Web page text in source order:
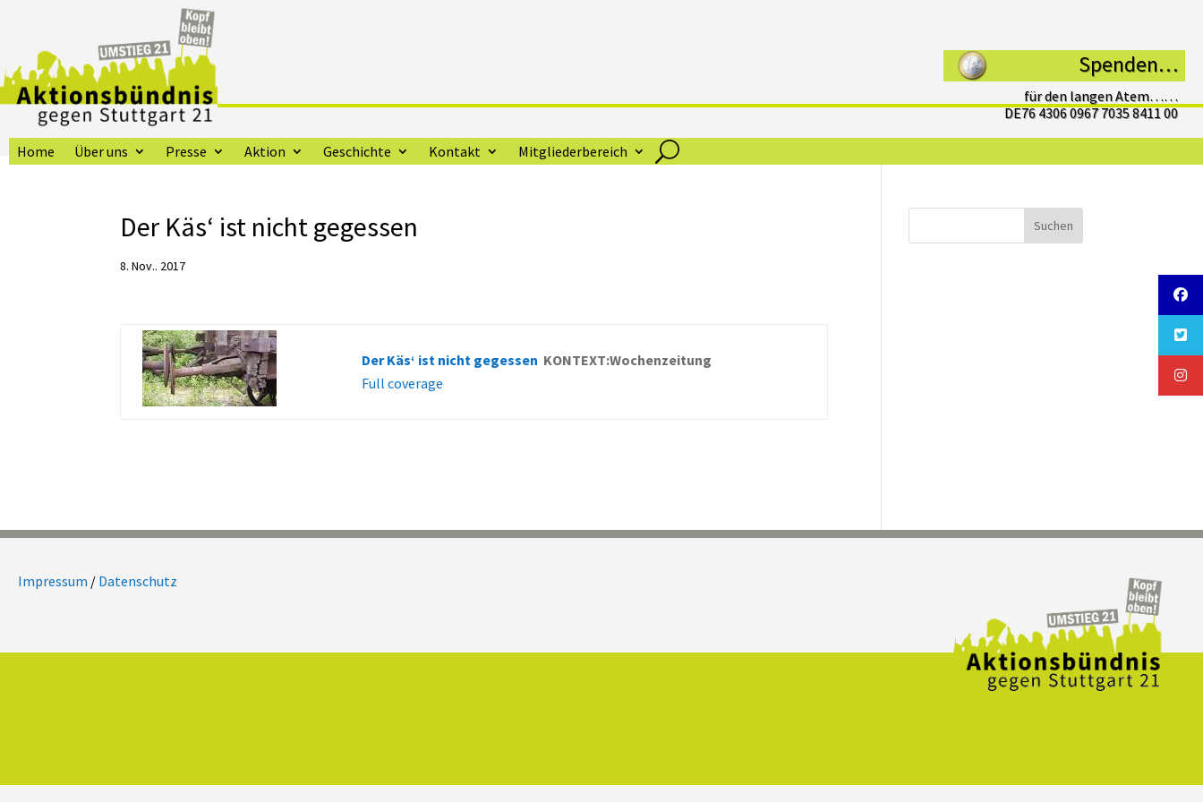
Spenden…
für den langen Atem……
DE76 4306 0967 7035 8411 00
Home Über uns Presse Aktion Geschichte Kontakt Mitgliederbereich
Der Käs‘ ist nicht gegessen
8. Nov.. 2017
Der Käs‘ ist nicht gegessen KONTEXT:Wochenzeitung
Full coverage
Suchen
Impressum / Datenschutz